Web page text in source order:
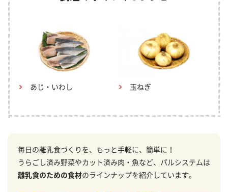
あじ・いわし 玉ねぎ
毎日の離乳食づくりを、もっと手軽に、簡単に！
うらごし済み野菜やカット済み肉・魚など、パルシステムは
離乳食のための食材のラインナップを紹介しています。